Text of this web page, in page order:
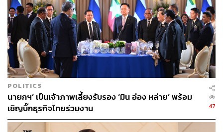
อย่าง สส.ที่มาสนับสนุนตนให้เป็นนายกรัฐมนตรี เราก็มั่นใจ
ว่าเราเล่นอยู่ในกติกาทุกอย่าง ไม่ใช้ความได้เปรียบ เพื่อทำให้
ทุกอย่างมันช้าลง หรือทำให้เกิดอุปสรรคเพราะคนที่เดือด
ร้อนคือพี่น้องประชาชน ก็อยากให้สำนึกเอาไว้ในประเด็นนี้
ด้วย อะไรที่อยู่ในข้อตกลงก็เป็นไปตามนั้นแต่เรื่องอื่นๆ เราก็
สามารถคุยกันได้ เวลาที่มันเป็นประโยชน์
ทั้งนี้ หลังการให้สัมภาษณ์ อนุทินได้เดินจากที่ทำการพรรค
มายังร้านกาแฟจาริสต้าเพื่อสั่งเอสเปรสโซร้อน เมนูโปรดที่
ภรรยาเป็นผู้ชง พร้อมถามหาไอศกรีมมาทานคู่กับเยลลี่สต
รอว์เบอร์รีสีแดง
POLITICS
นายกฯ’ เป็นเจ้าภาพเลี้ยงรับรอง ‘มิน อ่อง หล่าย’ พร้อม
เชิญบิ๊กธุรกิจไทยร่วมงาน
47